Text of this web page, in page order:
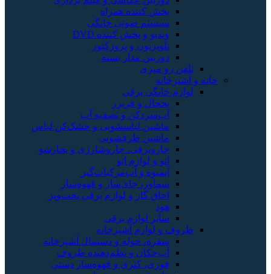
پخش کننده همراه
سیستم صوتی خانگی
ویدیو و پخش کننده DVD
تلویزیون و پروژکتور
دوربین مدار بسته
تلفن رو میزی
خانه و آشپزخانه
لوازم خانگی برقی
یخچال و فریزر
آب‌سردکن و تصفیه آب
ماشین لباسشویی و خشک‌کن لباس
ماشین ظرفشویی
جاروبرقی، جاروشارژی و بخارشو
اتو و لوازم اتو
آبمیوه و آب‌مرکبات‌گیر
سماور، چای‌ساز و قهوه‌ساز
اجاق گاز و لوازم برقی پخت‌وپز
هود
سایر لوازم برقی
ظروف و لوازم آشپزخانه
سفره، حوله و دستمال آشپزخانه
آب‌چکان و نظم‌دهنده ظروف
قوری، کتری و قهوه‌ساز دستی